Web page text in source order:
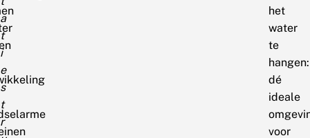
a
t
i
e
s
t
r
het
water
te
hangen:
dé
ideale
voor